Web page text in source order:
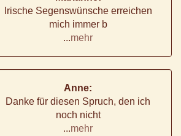
Irische Segenswünsche erreichen
mich immer b
...mehr
Anne:
Danke für diesen Spruch, den ich
noch nicht
...mehr